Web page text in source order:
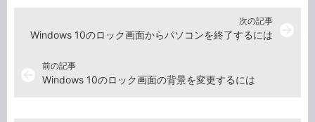
前の記事
Windows 10のロック画面の背景を変更するには
次の記事
Windows 10のロック画面からパソコンを終了するには